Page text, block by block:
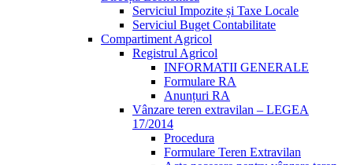
Serviciul Impozite și Taxe Locale
Serviciul Buget Contabilitate
Compartiment Agricol
Registrul Agricol
INFORMATII GENERALE
Formulare RA
Anunțuri RA
Vânzare teren extravilan – LEGEA
17/2014
Procedura
Formulare Teren Extravilan